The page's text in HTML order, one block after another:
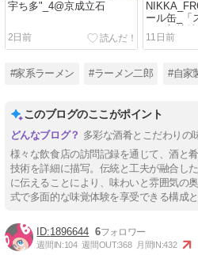
宇ち多"_4@京成立石
2日前
ール缶_「
る、新境地
11日前
#家系ラーメン #ラーメン二郎 #自家
このブログのここがポイント
多彩な酒肴とこだわりの
様々な飲食店の訪問記録を通じて、酒と
技術を詳細に描写。伝統と工夫が融合し
に伝えることにより、味わいと雰囲気の
式で多面的な味覚体験を享受できる構成と
1896644 6
週間IN:104 週間OUT:368 月間IN:432